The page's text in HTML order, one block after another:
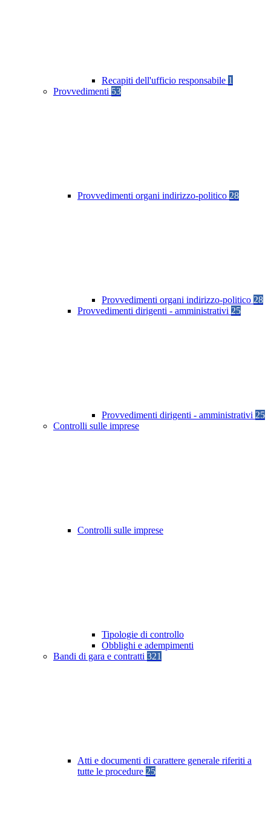
Recapiti dell'ufficio responsabile 1
Provvedimenti 53
Provvedimenti organi indirizzo-politico 28
Provvedimenti organi indirizzo-politico 28
Provvedimenti dirigenti - amministrativi 25
Provvedimenti dirigenti - amministrativi 25
Controlli sulle imprese
Controlli sulle imprese
Tipologie di controllo
Obblighi e adempimenti
Bandi di gara e contratti 321
Atti e documenti di carattere generale riferiti a
tutte le procedure 25